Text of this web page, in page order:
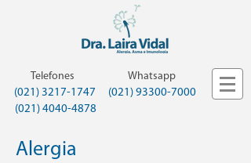
Telefones
Whatsapp
(021) 3217-1747
(021) 93300-7000
(021) 4040-4878
Alergia